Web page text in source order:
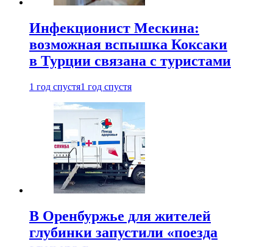
Инфекционист Мескина:
возможная вспышка Коксаки
в Турции связана с туристами
1 год спустя1 год спустя
В Оренбуржье для жителей
глубинки запустили «поезда